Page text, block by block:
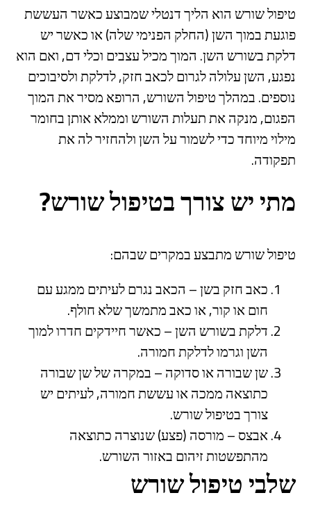
טיפול שורש הוא הליך דנטלי שמבוצע כאשר העששת
פוגעת במוך השן (החלק הפנימי שלה) או כאשר יש
דלקת בשורש השן. המוך מכיל עצבים וכלי דם, ואם הוא
נפגע, השן עלולה לגרום לכאב חזק, לדלקת ולסיבוכים
נוספים. במהלך טיפול השורש, הרופא מסיר את המוך
הפגום, מנקה את תעלות השורש וממלא אותן בחומר
מילוי מיוחד כדי לשמור על השן ולהחזיר לה את
תפקודה.
מתי יש צורך בטיפול שורש?
טיפול שורש מתבצע במקרים שבהם:
כאב חזק בשן – הכאב נגרם לעיתים ממגע עם
חום או קור, או כאב מתמשך שלא חולף.
דלקת בשורש השן – כאשר חיידקים חדרו למוך
השן וגרמו לדלקת חמורה.
שן שבורה או סדוקה – במקרה של שן שבורה
כתוצאה ממכה או עששת חמורה, לעיתים יש
צורך בטיפול שורש.
אבצס – מורסה (פצע) שנוצרה כתוצאה
מהתפשטות זיהום באזור השורש.
שלבי טיפול שורש